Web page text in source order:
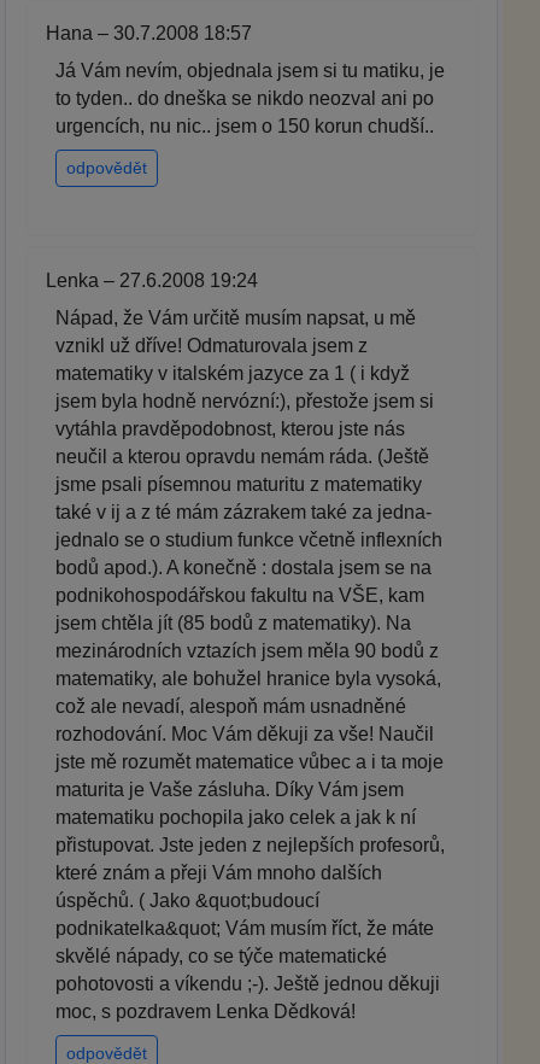
Hana – 30.7.2008 18:57
Já Vám nevím, objednala jsem si tu matiku, je
to tyden.. do dneška se nikdo neozval ani po
urgencích, nu nic.. jsem o 150 korun chudší..
odpovědět
Lenka – 27.6.2008 19:24
Nápad, že Vám určitě musím napsat, u mě
vznikl už dříve! Odmaturovala jsem z
matematiky v italském jazyce za 1 ( i když
jsem byla hodně nervózní:), přestože jsem si
vytáhla pravděpodobnost, kterou jste nás
neučil a kterou opravdu nemám ráda. (Ještě
jsme psali písemnou maturitu z matematiky
také v ij a z té mám zázrakem také za jedna-
jednalo se o studium funkce včetně inflexních
bodů apod.). A konečně : dostala jsem se na
podnikohospodářskou fakultu na VŠE, kam
jsem chtěla jít (85 bodů z matematiky). Na
mezinárodních vztazích jsem měla 90 bodů z
matematiky, ale bohužel hranice byla vysoká,
což ale nevadí, alespoň mám usnadněné
rozhodování. Moc Vám děkuji za vše! Naučil
jste mě rozumět matematice vůbec a i ta moje
maturita je Vaše zásluha. Díky Vám jsem
matematiku pochopila jako celek a jak k ní
přistupovat. Jste jeden z nejlepších profesorů,
které znám a přeji Vám mnoho dalších
úspěchů. ( Jako &quot;budoucí
podnikatelka&quot; Vám musím říct, že máte
skvělé nápady, co se týče matematické
pohotovosti a víkendu ;-). Ještě jednou děkuji
moc, s pozdravem Lenka Dědková!
odpovědět